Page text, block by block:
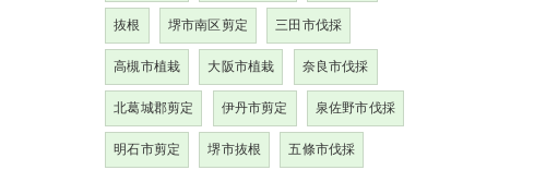
抜根 堺市南区剪定 三田市伐採
高槻市植栽 大阪市植栽 奈良市伐採
北葛城郡剪定 伊丹市剪定 泉佐野市伐採
明石市剪定 堺市抜根 五條市伐採